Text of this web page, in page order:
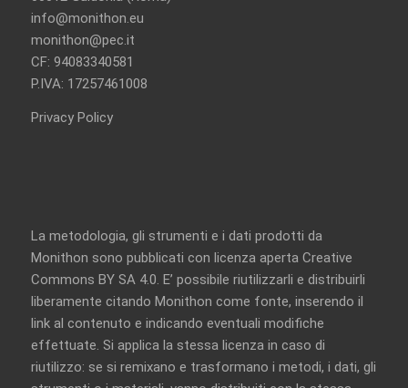
info@monithon.eu
monithon@pec.it
CF: 94083340581
P.IVA: 17257461008
Privacy Policy
La metodologia, gli strumenti e i dati prodotti da
Monithon sono pubblicati con licenza aperta Creative
Commons BY SA 4.0 . E’ possibile riutilizzarli e distribuirli
liberamente citando Monithon come fonte, inserendo il
link al contenuto e indicando eventuali modifiche
effettuate. Si applica la stessa licenza in caso di
riutilizzo: se si remixano e trasformano i metodi, i dati, gli